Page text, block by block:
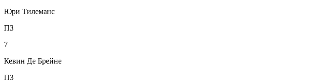
Юри Тилеманс
ПЗ
7
Кевин Де Брейне
ПЗ